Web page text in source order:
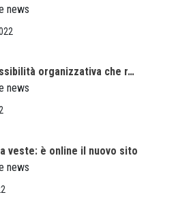
news
organizzativa che r…
news
veste: è online il nuovo sito
news